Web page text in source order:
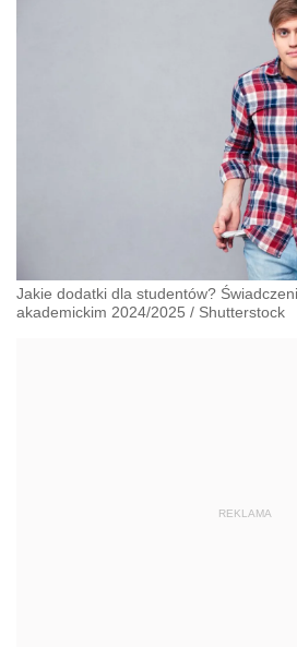
Jakie dodatki dla studentów?
akademickim 2024/2025 / Shutterstock